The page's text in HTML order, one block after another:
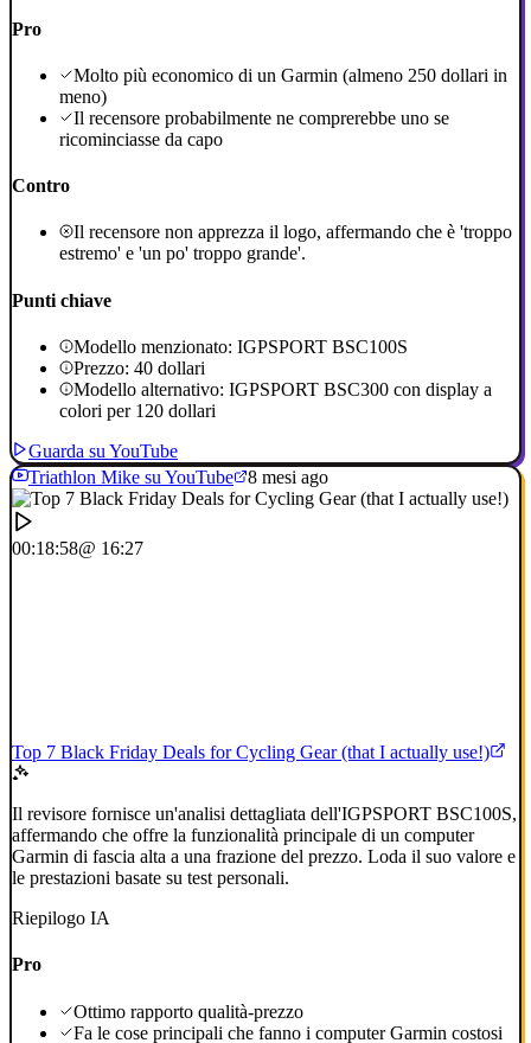
Pro
Molto più economico di un Garmin (almeno 250 dollari in
meno)
Il recensore probabilmente ne comprerebbe uno se
ricominciasse da capo
Contro
Il recensore non apprezza il logo, affermando che è 'troppo
estremo' e 'un po' troppo grande'.
Punti chiave
Modello menzionato: IGPSPORT BSC100S
Prezzo: 40 dollari
Modello alternativo: IGPSPORT BSC300 con display a
colori per 120 dollari
Guarda su YouTube
Triathlon Mike su YouTube
8 mesi ago
00:18:58@ 16:27
Top 7 Black Friday Deals for Cycling Gear (that I actually use!)
Il revisore fornisce un'analisi dettagliata dell'IGPSPORT BSC100S,
affermando che offre la funzionalità principale di un computer
Garmin di fascia alta a una frazione del prezzo. Loda il suo valore e
le prestazioni basate su test personali.
Riepilogo IA
Pro
Ottimo rapporto qualità-prezzo
Fa le cose principali che fanno i computer Garmin costosi